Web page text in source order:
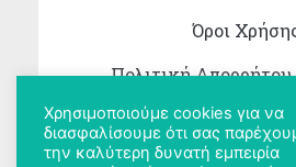
Όροι
Πολιτική
Χρησιμοποιούμε cookies για να
διασφαλίσουμε ότι σας
την καλύτερη δυνατή εμπειρία